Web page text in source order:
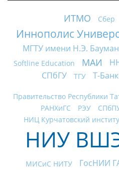
ИТМО Сбер
Иннополис
МГТУ имени Н.Э.
Softline Education
МАИ
СПбГУ
ТГУ Т-Банк
Правительство Республики
РАНХиГС
РЭУ
НИЦ Курчатовский
НИУ
МИСиС НИТУ ГосНИИ